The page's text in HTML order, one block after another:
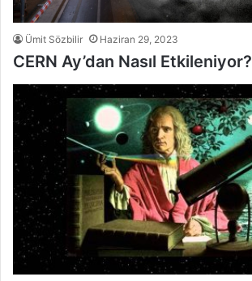
Ümit Sözbilir Haziran 29, 2023
CERN Ay’dan Nasıl Etkileniyor?